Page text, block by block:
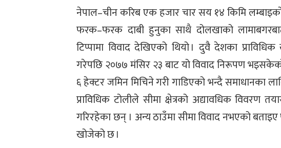
नेपाल–चीन करिब एक हजार चार सय १४ किमि लम्बाइको
फरक–फरक दाबी हुनुका साथै दोलखाको
टिप्पामा विवाद देखिएको थियो । दुवै देशका
गरेपछि २०७७ मंसिर २३ बाट यो विवाद निरूपण भइसकेको
६ हेक्टर जमिन मिचिने गरी गाडिएको भन्दै समाधानका
प्राविधिक टोलीले सीमा क्षेत्रको अद्यावधिक विवरण
गरिरहेका छन् । अन्य ठाउँमा सीमा विवाद नभएको
खोजेको छ ।